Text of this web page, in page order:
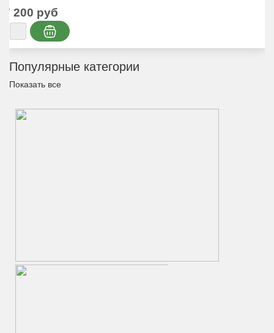
7 200 руб
Популярные категории
Показать все
Кованые ворота